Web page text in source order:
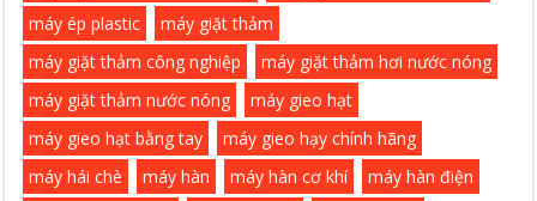
máy ép plastic
máy giặt thảm
máy giặt thảm công nghiệp
máy giặt thảm hơi nước nóng
máy giặt thảm nước nóng
máy gieo hạt
máy gieo hạt bằng tay
máy gieo hạy chính hãng
máy hái chè
máy hàn máy hàn cơ khí
máy hàn điện